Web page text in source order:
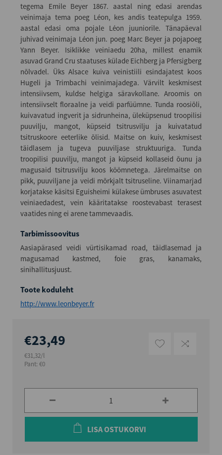
tegema Emile Beyer 1867. aastal ning edasi arendas
veinimaja tema poeg Léon, kes andis teatepulga 1959.
aastal edasi oma pojale Léon juuniorile. Tänapäeval
juhivad veinimaja Léon jun. poeg Marc Beyer ja pojapoeg
Yann Beyer. Isiklikke veiniaedu 20ha, millest enamik
asuvad Grand Cru staatuses külade Eichberg ja Pfersigberg
nõlvadel. Üks Alsace kuiva veinistiili esindajatest koos
Hugeli ja Trimbachi veinimajadega. Värvilt keskmisest
intensiivsem, kuldse helgiga säravkollane. Aroomis on
intensiivselt floraalne ja veidi parfüümne. Tunda roosiõli,
kuivavatud ingverit ja sidrunheina, üleküpsenud troopilisi
puuvilju, mangot, küpseid tsitrusvilju ja kuivatatud
tsitruskoore eeterlike õlisid. Maitse on kuiv, keskmisest
täidlasem ja tugeva puuviljase struktuuriga. Tunda
troopilisi puuvilju, mangot ja küpseid kollaseid õunu ja
magusaid tsitrusvilju koos köömnetega. Järelmaitse on
pikk, puuviljane ja veidi mõrkjalt tsitruseline. Viinamarjad
korjatakse käsitsi Eguisheimi külakese ümbruses asuvatest
veiniaedadest, vein kääritatakse roostevabast terasest
vaatides ning ei arene tammevaadis.
Tarbimissoovitus
Aasiapärased veidi vürtisikamad road, täidlasemad ja
magusamad kastmed, foie gras, kanamaks,
sinihallitusjuust.
Toote koduleht
http://www.leonbeyer.fr
€23,49
€31,32/l
Pant: €0
LISA OSTUKORVI